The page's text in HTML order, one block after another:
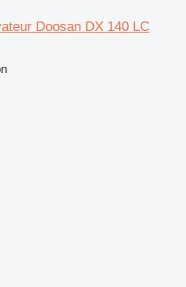
Doosan DX 140 LC